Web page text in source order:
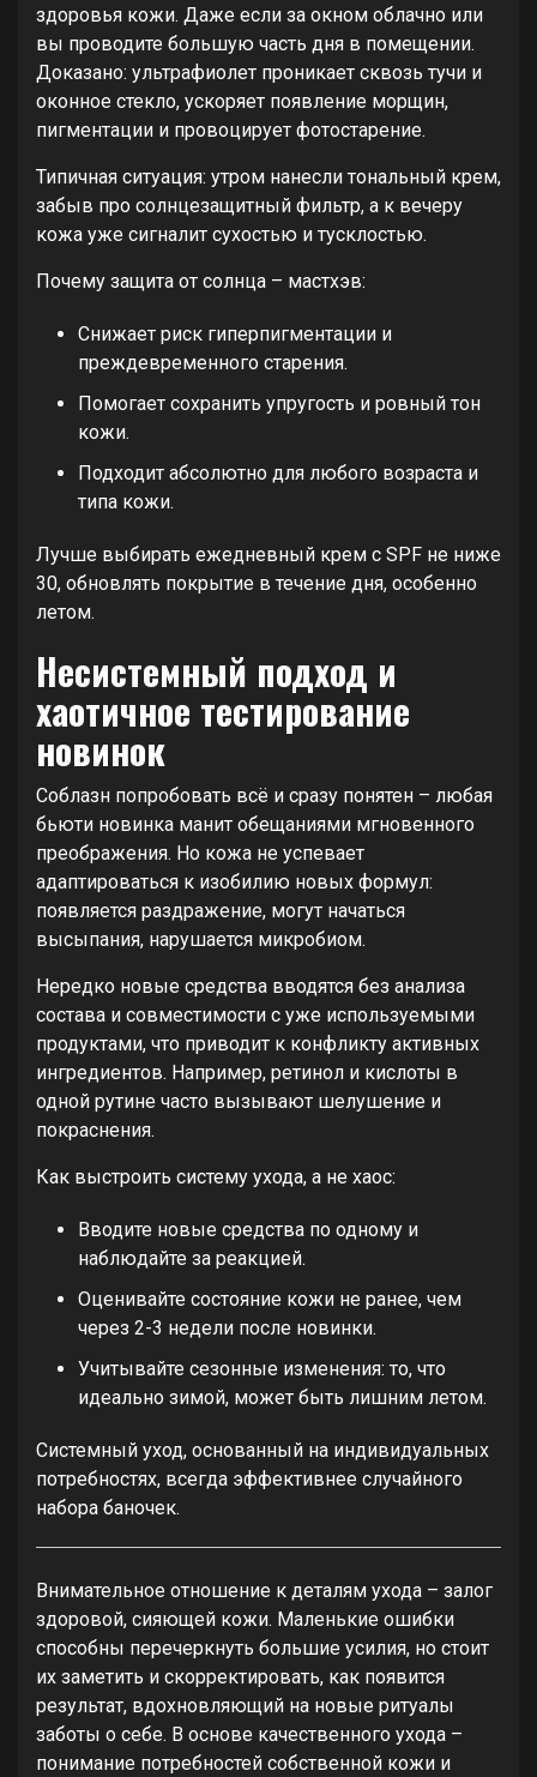
здоровья кожи. Даже если за окном облачно или
вы проводите большую часть дня в помещении.
Доказано: ультрафиолет проникает сквозь тучи и
оконное стекло, ускоряет появление морщин,
пигментации и провоцирует фотостарение.
Типичная ситуация: утром нанесли тональный крем,
забыв про солнцезащитный фильтр, а к вечеру
кожа уже сигналит сухостью и тусклостью.
Почему защита от солнца – мастхэв:
Снижает риск гиперпигментации и
преждевременного старения.
Помогает сохранить упругость и ровный тон
кожи.
Подходит абсолютно для любого возраста и
типа кожи.
Лучше выбирать ежедневный крем с SPF не ниже
30, обновлять покрытие в течение дня, особенно
летом.
Несистемный подход и
хаотичное тестирование
новинок
Соблазн попробовать всё и сразу понятен – любая
бьюти новинка манит обещаниями мгновенного
преображения. Но кожа не успевает
адаптироваться к изобилию новых формул:
появляется раздражение, могут начаться
высыпания, нарушается микробиом.
Нередко новые средства вводятся без анализа
состава и совместимости с уже используемыми
продуктами, что приводит к конфликту активных
ингредиентов. Например, ретинол и кислоты в
одной рутине часто вызывают шелушение и
покраснения.
Как выстроить систему ухода, а не хаос:
Вводите новые средства по одному и
наблюдайте за реакцией.
Оценивайте состояние кожи не ранее, чем
через 2-3 недели после новинки.
Учитывайте сезонные изменения: то, что
идеально зимой, может быть лишним летом.
Системный уход, основанный на индивидуальных
потребностях, всегда эффективнее случайного
набора баночек.
Внимательное отношение к деталям ухода – залог
здоровой, сияющей кожи. Маленькие ошибки
способны перечеркнуть большие усилия, но стоит
их заметить и скорректировать, как появится
результат, вдохновляющий на новые ритуалы
заботы о себе. В основе качественного ухода –
понимание потребностей собственной кожи и